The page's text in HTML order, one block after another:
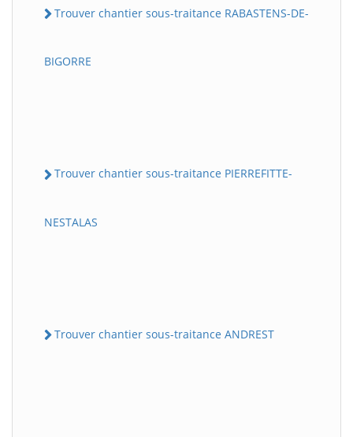
Trouver chantier sous-traitance RABASTENS-DE-
BIGORRE
Trouver chantier sous-traitance PIERREFITTE-
NESTALAS
Trouver chantier sous-traitance ANDREST